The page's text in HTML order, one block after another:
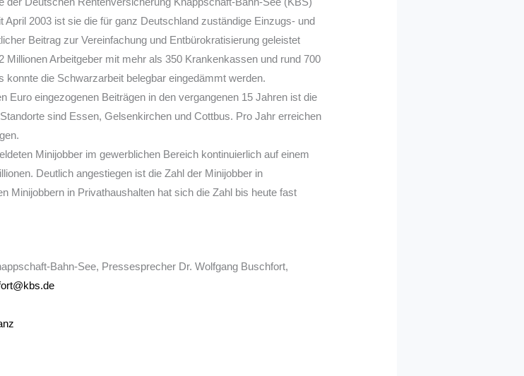
2003 ist sie die für ganz Deutschland zuständige Einzugs- und
Beitrag zur Vereinfachung und Entbürokratisierung geleistet
Arbeitgeber mit mehr als 350 Krankenkassen und rund 700
die Schwarzarbeit belegbar eingedämmt werden.
Euro eingezogenen Beiträgen in den vergangenen 15 Jahren ist die
sind Essen, Gelsenkirchen und Cottbus. Pro Jahr erreichen
Minijobber im gewerblichen Bereich kontinuierlich auf einem
Deutlich angestiegen ist die Zahl der Minijobber in
Minijobbern in Privathaushalten hat sich die Zahl bis heute fast
Bahn-See, Pressesprecher Dr. Wolfgang Buschfort,